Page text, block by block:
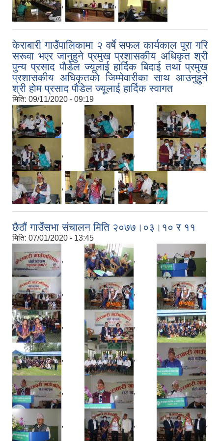
, ,
केराबारी गाउँपालिकामा २ वर्षे सफल कार्यकाल पूरा गरि
सरूवा भएर जानुहुने प्रमुख प्रशासकीय अधिकृत श्री
पुन्य प्रसाद पाैडेल ज्यूलाई हार्दिक बिदाई तथा प्रमुख
प्रशासकीय अधिकृतकाे जिम्मेवारीका साथ आउनुहुने
श्री हाेम प्रसाद पाैडेल ज्यूलाई हार्दिक स्वागत
मिति: 09/11/2020 - 09:19
, , ,
, , ,
, ,
छैठौं गाउँसभा संचालन मिति २०७७।०३।१० र ११
मिति: 07/01/2020 - 13:45
, , ,
, , ,
, , ,
, , ,
, , ,
, , ,